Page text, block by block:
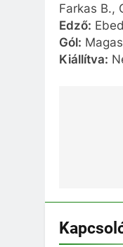
Farkas B.,
Edző:
Gól:
Kiállítva: